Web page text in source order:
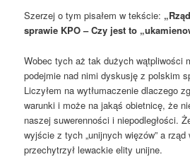
Szerzej o tym pisałem w tekście:
sprawie KPO – Czy jest to
Wobec tych aż tak dużych wątpliwości
podejmie nad nimi dyskusję z polskim
Liczyłem na wytłumaczenie dlaczego
warunki i może na jakąś obietnicę, że
naszej suwerenności i niepodległości.
wyjście z tych „unijnych więzów” a
przechytrzył lewackie elity unijne.